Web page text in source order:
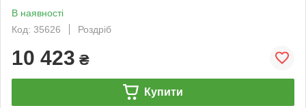
В наявності
Код: 35626
Роздріб
10 423 ₴
Купити